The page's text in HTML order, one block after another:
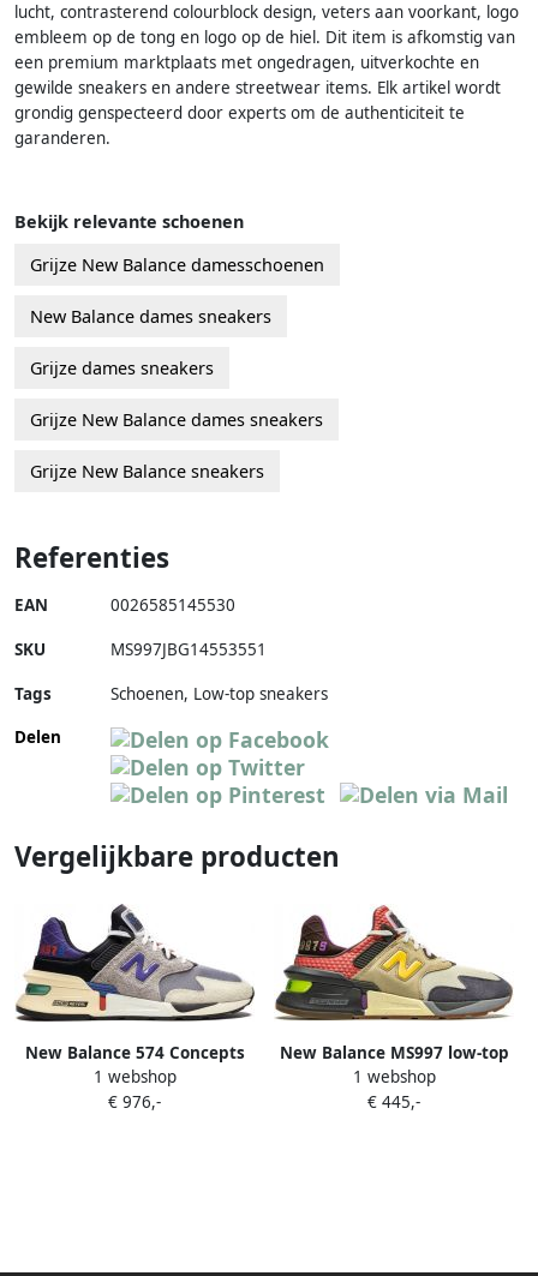
lucht, contrasterend colourblock design, veters aan voorkant, logo
embleem op de tong en logo op de hiel. Dit item is afkomstig van
een premium marktplaats met ongedragen, uitverkochte en
gewilde sneakers en andere streetwear items. Elk artikel wordt
grondig genspecteerd door experts om de authenticiteit te
garanderen.
Bekijk relevante schoenen
Grijze New Balance damesschoenen
New Balance dames sneakers
Grijze dames sneakers
Grijze New Balance dames sneakers
Grijze New Balance sneakers
Referenties
EAN 0026585145530
SKU MS997JBG14553551
Tags
Schoenen, Low-top sneakers
Delen
Vergelijkbare producten
New Balance 574 Concepts
Rose low-top sneakers Roze
1 webshop
€ 976,-
New Balance MS997 low-top
sneakers Grijs
1 webshop
€ 445,-